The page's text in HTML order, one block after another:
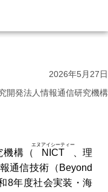
2026年5月27日
開発法人情報通信研究機構
機構（ NICT
エヌアイシーティー
、理
通信技術（Beyond
8年度社会実装・海